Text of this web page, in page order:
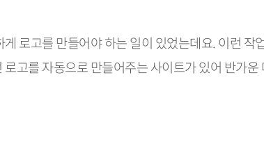
로고를 만들어야 하는 일이 있었는데요. 이런 작
고를 자동으로 만들어주는 사이트가 있어 반가운